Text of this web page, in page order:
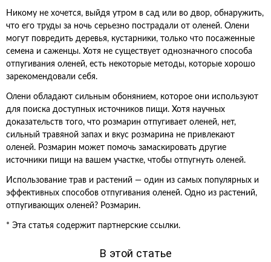
Никому не хочется, выйдя утром в сад или во двор, обнаружить,
что его труды за ночь серьезно пострадали от оленей. Олени
могут повредить деревья, кустарники, только что посаженные
семена и саженцы. Хотя не существует однозначного способа
отпугивания оленей, есть некоторые методы, которые хорошо
зарекомендовали себя.
Олени обладают сильным обонянием, которое они используют
для поиска доступных источников пищи. Хотя научных
доказательств того, что розмарин отпугивает оленей, нет,
сильный травяной запах и вкус розмарина не привлекают
оленей. Розмарин может помочь замаскировать другие
источники пищи на вашем участке, чтобы отпугнуть оленей.
Использование трав и растений — один из самых популярных и
эффективных способов отпугивания оленей. Одно из растений,
отпугивающих оленей? Розмарин.
* Эта статья содержит партнерские ссылки.
В этой статье